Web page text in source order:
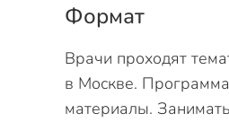
Формат
Врачи проходят
в Москве.
материалы.